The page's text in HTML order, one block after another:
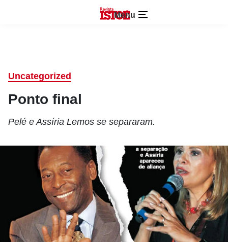
Menu
Uncategorized
Ponto final
Pelé e Assíria Lemos se separaram.